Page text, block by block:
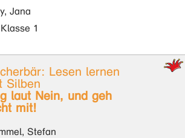
Jana
1
Lesen lernen
Silben
laut Nein, und geh
mit!
Stefan